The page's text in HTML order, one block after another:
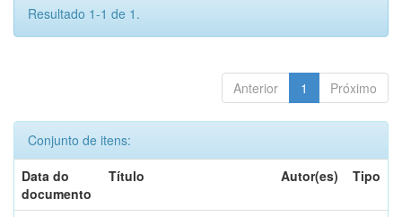
Resultado 1-1 de 1.
Anterior 1 Próximo
Conjunto de itens:
Data do
documento
Título Autor(es) Tipo